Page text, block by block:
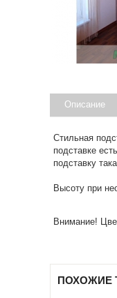
Описание
Стильная
подставке
подставку
Высоту при
Внимание!
ПОХОЖИЕ